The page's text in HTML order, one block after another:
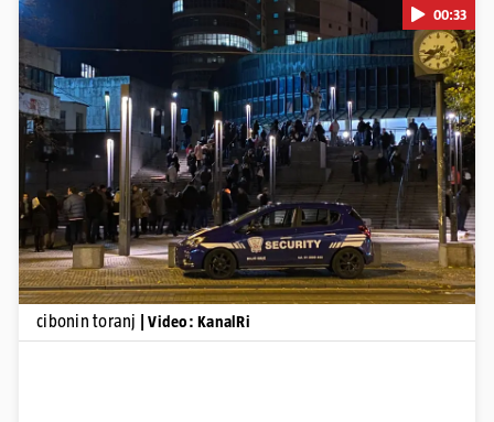
Pokretanje videa...
00:33
cibonin toranj | Video: KanalRi